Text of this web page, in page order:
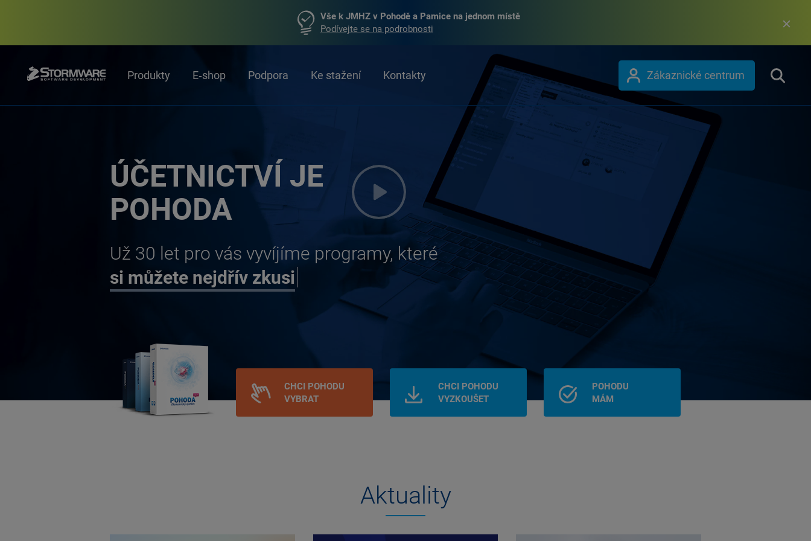
Vše k JMHZ v Pohodě a Pamice na jednom místě
Podívejte se na podrobnosti
Produkty E‑shop Podpora Ke stažení Kontakty Zákaznické centrum
ÚČETNICTVÍ JE
POHODA
Už 30 let pro vás vyvíjíme programy, které
CHCI POHODU
VYBRAT
CHCI POHODU
VYZKOUŠET
POHODU
MÁM
Aktuality